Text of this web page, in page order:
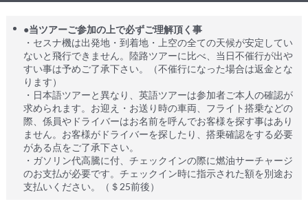
●当ツアーご参加の上で必ずご理解頂く事
・セスナ機は出発地・到着地・上空の全ての天候が安定してい
ないと飛行できません。陸路ツアーに比べ、当日不催行が出や
すい事は予めご了承下さい。（不催行になった場合は返金とな
ります）
・日本語ツアーと異なり、英語ツアーは参加者ご本人の確認が
求められます。お迎え・お送り時の車両、フライト搭乗などの
際、係員やドライバーはお名前を呼んでお客様を探す事はあり
ません。お客様がドライバーを探したり、搭乗確認をする必要
がある点をご了承下さい。
・ガソリン代高騰に付、チェックインの際に燃油サーチャージ
のお支払が必要です。チェックイン時に指示された額を別途お
支払いください。（＄25前後）